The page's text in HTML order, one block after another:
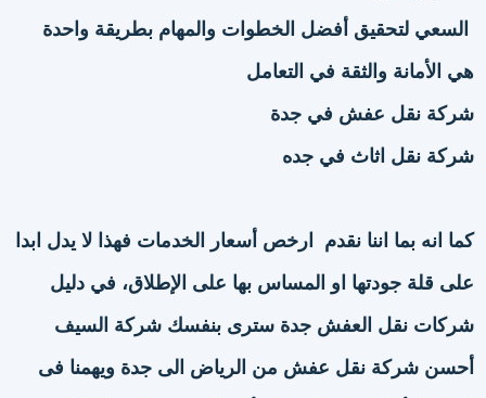
السعي لتحقيق أفضل الخطوات والمهام بطريقة واحدة
هي الأمانة والثقة في التعامل
شركة نقل عفش في جدة
شركة نقل اثاث في جده
كما انه بما اننا نقدم ارخص أسعار الخدمات فهذا لا يدل ابدا
على قلة جودتها او المساس بها على الإطلاق، في دليل
شركات نقل العفش جدة سترى بنفسك شركة السيف
أحسن شركة نقل عفش من الرياض الى جدة ويهمنا فى